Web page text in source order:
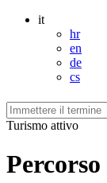
it
hr
en
de
cs
Turismo attivo